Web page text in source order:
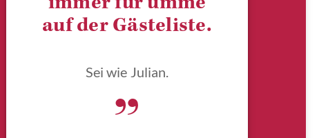
immer für umme
auf der Gästeliste.
Sei wie Julian.
„